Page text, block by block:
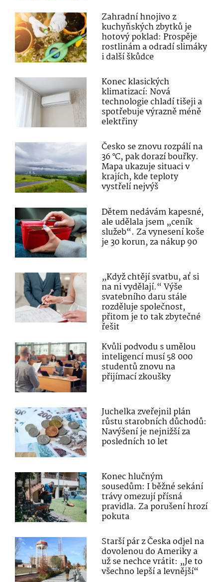
Zahradní hnojivo z
kuchyňských zbytků je
hotový poklad: Prospěje
rostlinám a odradí slimáky
i další škůdce
Konec klasických
klimatizací: Nová
technologie chladí tišeji a
spotřebuje výrazně méně
elektřiny
Česko se znovu rozpálí na
36 °C, pak dorazí bouřky.
Mapa ukazuje situaci v
krajích, kde teploty
vystřelí nejvýš
Dětem nedávám kapesné,
ale udělala jsem „ceník
služeb“. Za vynesení koše
je 30 korun, za nákup 90
„Když chtějí svatbu, ať si
na ni vydělají.“ Výše
svatebního daru stále
rozděluje společnost,
přitom je to tak zbytečné
řešit
Kvůli podvodu s umělou
inteligencí musí 58 000
studentů znovu na
přijímací zkoušky
Juchelka zveřejnil plán
růstu starobních důchodů:
Navýšení je nejnižší za
posledních 10 let
Konec hlučným
sousedům: I běžné sekání
trávy omezují přísná
pravidla. Za porušení hrozí
pokuta
Starší pár z Česka odjel na
dovolenou do Ameriky a
už se nechce vrátit: „Je to
všechno lepší a levnější“